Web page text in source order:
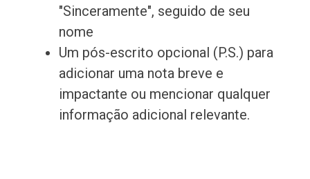
"Sinceramente", seguido de seu
nome
Um pós-escrito opcional (P.S.) para
adicionar uma nota breve e
impactante ou mencionar qualquer
informação adicional relevante.